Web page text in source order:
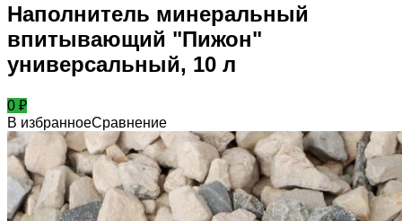
Наполнитель минеральный
впитывающий "Пижон"
универсальный, 10 л
0 ₽
В избранноеСравнение